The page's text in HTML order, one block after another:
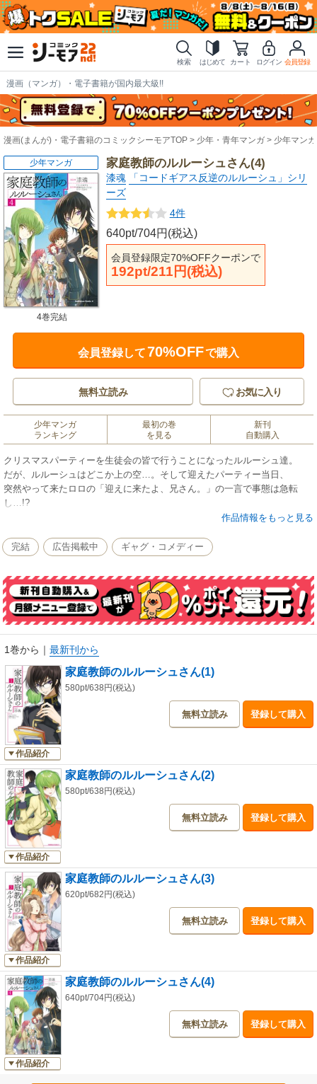
検索 はじめて カート ログイン 会員登録
漫画（マンガ）・電子書籍が国内最大級!!
漫画(まんが)・電子書籍のコミックシーモアTOP 少年・青年マンガ 少年マンガ
家庭教師のルルーシュさん(4)
漆魂
「コードギアス反逆のルルーシュ」シリ
ーズ
4件
640pt/704円(税込)
会員登録限定70%OFFクーポンで
192pt/211円(税込)
少年マンガ
4巻完結
会員登録して70%OFFで購入
無料立読み お気に入り
少年マンガ
ランキング
最初の巻
を見る
新刊
自動購入
クリスマスパーティーを生徒会の皆で行うことになったルルーシュ達。
だが、ルルーシュはどこか上の空…。そして迎えたパーティー当日、
突然やって来たロロの「迎えに来たよ、兄さん。」の一言で事態は急転
し…!?
作品情報をもっと見る
完結 広告掲載中 ギャグ・コメディー
1巻から ｜ 最新刊から
作品紹介
家庭教師のルルーシュさん(1)
580pt/638円(税込)
無料立読み 登録して購入
作品紹介
家庭教師のルルーシュさん(2)
580pt/638円(税込)
無料立読み 登録して購入
作品紹介
家庭教師のルルーシュさん(3)
620pt/682円(税込)
無料立読み 登録して購入
作品紹介
家庭教師のルルーシュさん(4)
640pt/704円(税込)
無料立読み 登録して購入